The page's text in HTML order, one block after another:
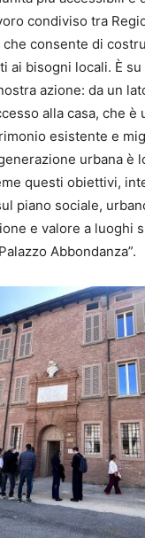
condiviso tra
consente di
ai bisogni locali. È
azione: da un
alla casa, che è
esistente e
urbana è
questi obiettivi,
piano sociale,
e valore a luoghi
Abbondanza”.